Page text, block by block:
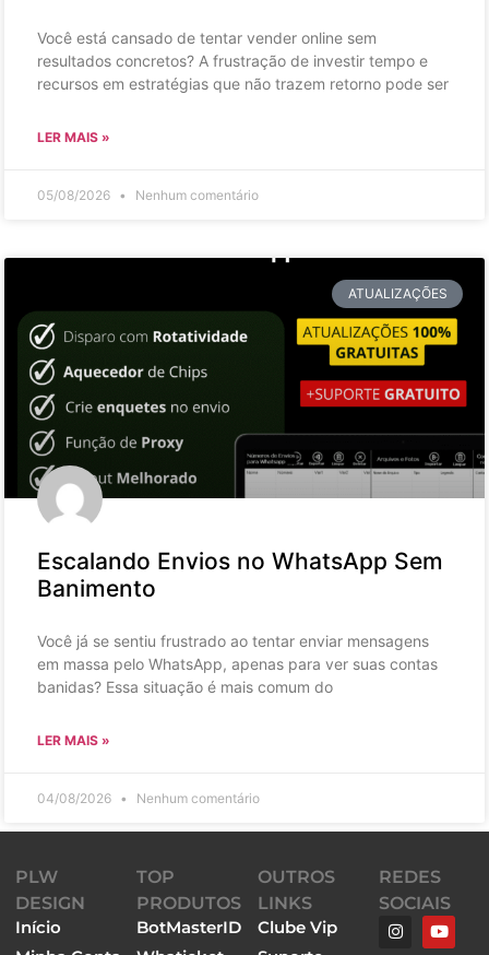
Você está cansado de tentar vender online sem
resultados concretos? A frustração de investir tempo e
recursos em estratégias que não trazem retorno pode ser
LER MAIS »
05/08/2026 Nenhum comentário
ATUALIZAÇÕES
Escalando Envios no WhatsApp Sem
Banimento
Você já se sentiu frustrado ao tentar enviar mensagens
em massa pelo WhatsApp, apenas para ver suas contas
banidas? Essa situação é mais comum do
LER MAIS »
04/08/2026 Nenhum comentário
PLW
DESIGN
Início
TOP
PRODUTOS
BotMasterID
OUTROS
LINKS
Clube Vip
REDES
SOCIAIS